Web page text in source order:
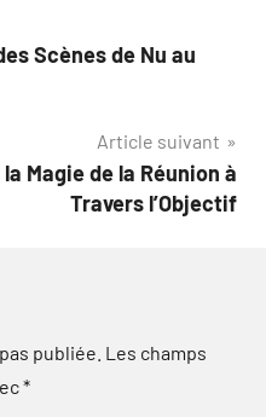
Scènes de Nu au
Article suivant
Magie de la Réunion à
Travers l’Objectif
publiée. Les champs
*